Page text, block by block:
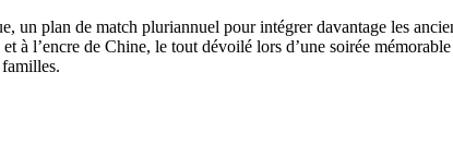
un plan de match pluriannuel pour intégrer davantage les
à l’encre de Chine, le tout dévoilé lors d’une soirée